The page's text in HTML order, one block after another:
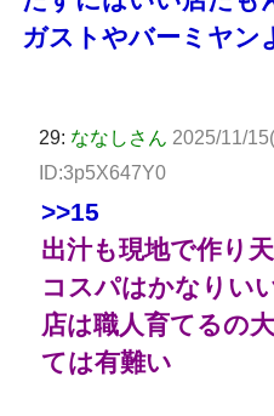
ガストやバーミヤン
29: ななしさん 2025/11/
ID:3p5X647Y0
>>15
出汁も現地で作り
コスパはかなりい
店は職人育てるの
ては有難い